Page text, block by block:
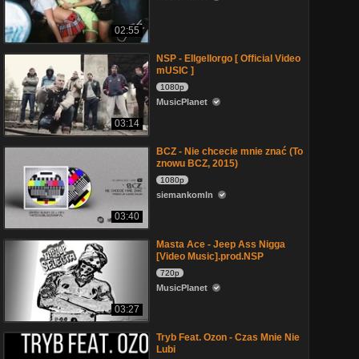
02:55
03:14
NSP - Ellgellorgo [ Official Video
mUSIC ]
1080p
MusicPlanet
03:40
BCZ - Nie chcecie mnie znać (To
znowu BCZ, 2015)
1080p
siemankomln
03:27
Masta Ace - Jeep Ass Nigga
[Video Music].prod.NSP
720p
MusicPlanet
Tryb Feat. Ozon - Czas Mnie Nie
Lubi